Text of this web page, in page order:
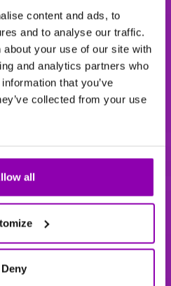
content and ads, to
and to analyse our traffic.
your use of our site with
and analytics partners who
that you’ve
collected from your use
all
Deny